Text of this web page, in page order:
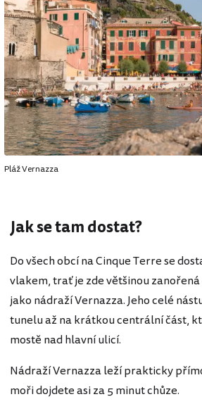
Pláž Vernazza
Jak se tam dostat?
Do všech obcí na Cinque Terre se
vlakem, trať je zde většinou
jako nádraží Vernazza. Jeho celé
tunelu až na krátkou centrální část,
mostě nad hlavní ulicí.
Nádraží Vernazza leží prakticky
moři dojdete asi za 5 minut chůze.